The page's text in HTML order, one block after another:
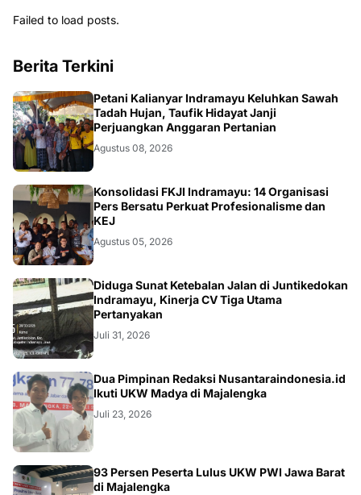
Failed to load posts.
Berita Terkini
Petani Kalianyar Indramayu Keluhkan Sawah
Tadah Hujan, Taufik Hidayat Janji
Perjuangkan Anggaran Pertanian
Agustus 08, 2026
Konsolidasi FKJI Indramayu: 14 Organisasi
Pers Bersatu Perkuat Profesionalisme dan
KEJ
Agustus 05, 2026
KRIMINAL
Diduga Sunat Ketebalan Jalan di Juntikedokan
Indramayu, Kinerja CV Tiga Utama
Pertanyakan
Juli 31, 2026
Dua Pimpinan Redaksi Nusantaraindonesia.id
Ikuti UKW Madya di Majalengka
Juli 23, 2026
93 Persen Peserta Lulus UKW PWI Jawa Barat
di Majalengka